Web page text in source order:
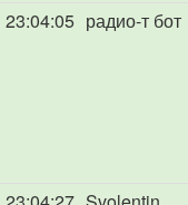
23:04:05 радио-т бот